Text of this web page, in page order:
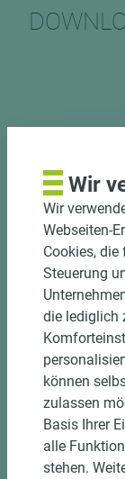
Art.-Nr.
EGGER
Wir
Wir
Webseiten-
Cookies,
Steuerung
die lediglich
können
zulassen
Basis Ihrer
alle
stehen.